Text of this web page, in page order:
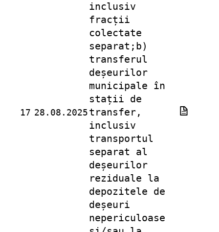
17 28.08.2025
inclusiv
fracții
colectate
separat; b)
transferul
deșeurilor
municipale în
stații de
transfer,
inclusiv
transportul
separat al
deșeurilor
reziduale la
depozitele de
deșeuri
nepericuloase